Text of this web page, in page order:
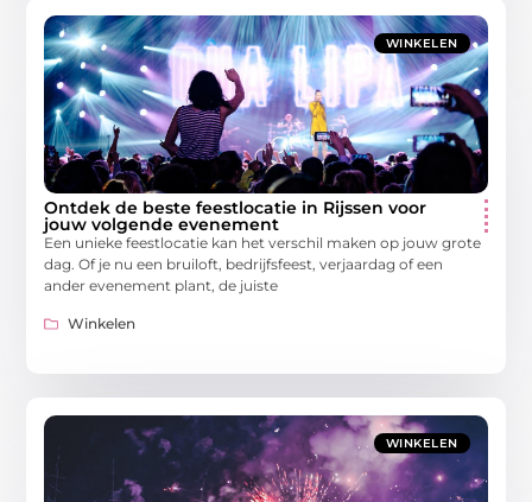
WINKELEN
Ontdek de beste feestlocatie in Rijssen voor
jouw volgende evenement
Een unieke feestlocatie kan het verschil maken op jouw grote
dag. Of je nu een bruiloft, bedrijfsfeest, verjaardag of een
ander evenement plant, de juiste
Winkelen
WINKELEN